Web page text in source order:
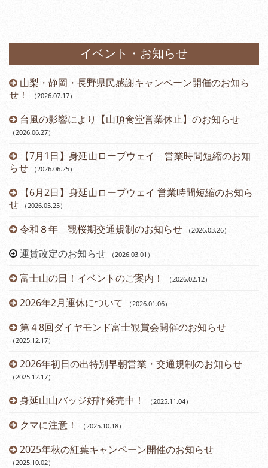
イベント・お知らせ
山梨・静岡・長野県民感謝キャンペーン開催のお知ら
せ！
（2026.07.17）
台風の影響により【山頂食堂営業休止】のお知らせ
（2026.06.27）
【7月1日】身延山ロープウェイ 営業時間短縮のお知
らせ
（2026.06.25）
【6月2日】身延山ロープウェイ 営業時間短縮のお知ら
せ
（2026.05.25）
令和８年 観桜期交通規制のお知らせ （2026.03.26）
運賃改定のお知らせ （2026.03.01 ）
富士山の日！イベントのご案内！ （2026.02.12）
2026年2月運休について （2026.01.06）
第４8回ダイヤモンド富士観賞会開催のお知らせ
（2025.12.17）
2026年初日の出特別早朝営業・交通規制のお知らせ
（2025.12.17）
身延山山バッジ好評発売中！ （2025.11.04）
クマに注意！ （2025.10.18）
2025年秋の紅葉キャンペーン開催のお知らせ
（2025.10.02）